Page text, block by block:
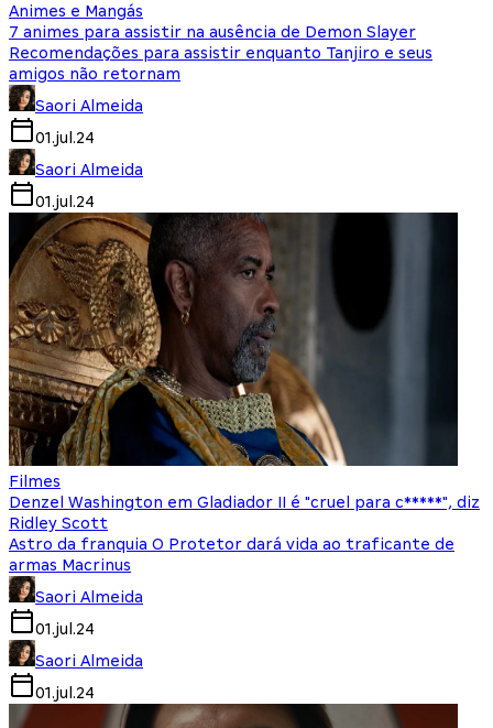
Animes e Mangás
7 animes para assistir na ausência de Demon Slayer
Recomendações para assistir enquanto Tanjiro e seus
amigos não retornam
Saori Almeida
01.jul.24
Saori Almeida
01.jul.24
Filmes
Denzel Washington em Gladiador II é "cruel para c*****", diz
Ridley Scott
Astro da franquia O Protetor dará vida ao traficante de
armas Macrinus
Saori Almeida
01.jul.24
Saori Almeida
01.jul.24